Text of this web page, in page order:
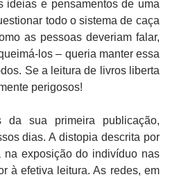
ideias e pensamentos de uma
todo o sistema de caça
as pessoas deveriam falar,
los – queria manter essa
Se a leitura de livros liberta
perigosos!
sua primeira publicação,
dias. A distopia descrita por
na exposição do indivíduo nas
à efetiva leitura. As redes, em